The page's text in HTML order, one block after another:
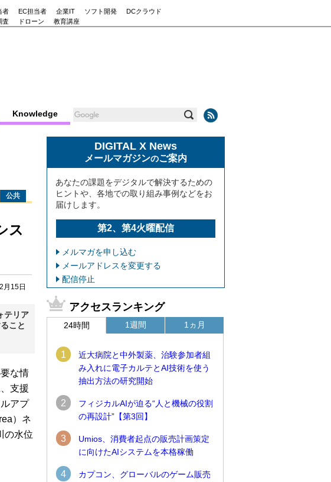
者 EC担当者 企業IT ソフト開発
DCクラウド
査
ドローン 教育講座
Knowledge
公共
ス
月15日
テリア
こと
な情
支援
アプ
）ネ
の水位
DIGITAL X News
メールマガジンのご案内
あなたの課題をデジタルで解決するための
ヒントや、各地での取り組み事例などをお
届けします。
第2、第4火曜配信
メルマガを申し込む
メールアドレスを変更する
配信停止
アクセスランキング
24時間
1
近大病院と中外製薬、治験参加者組
み入れに電子カルテとAI技術を使う
抽出方法の研究開始
2
フィジカルAIが迫る“人と機械の役割
の再設計”【第3回】
3
Umios、消費者起点の販売計画策定
に向けたAIシステムを本格稼働
4
カプコン、グローバルのゲーム販売
1週間 1ヵ月